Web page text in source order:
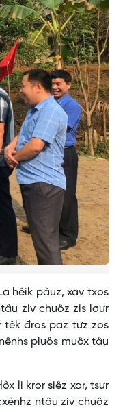
hêik pâuz, xav txos
ziv chuôz zis lơưr
têk đros paz tưz zos
pluôs muôx tâu
li kror siêz xar, tsưr
ntâu ziv chuôz